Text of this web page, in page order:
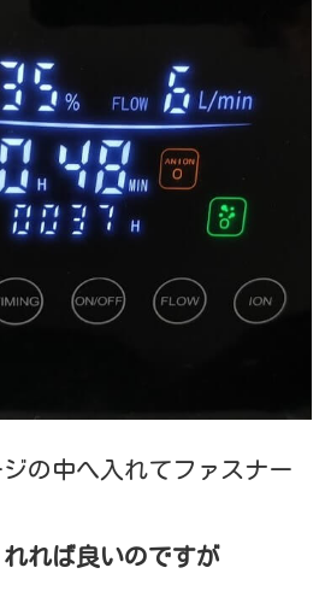
の中へ入れてファスナー
れば良いのですが